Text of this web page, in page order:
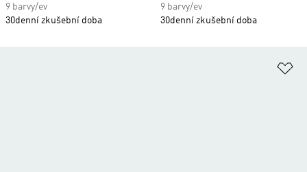
9 barvy/ev
30denní zkušební doba
9 barvy/ev
30denní zkušební doba